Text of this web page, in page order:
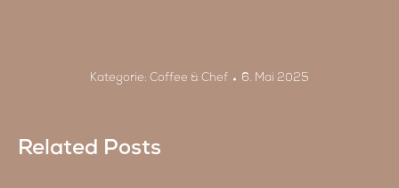
Kategorie: Coffee & Chef 6. Mai 2025
Related Posts